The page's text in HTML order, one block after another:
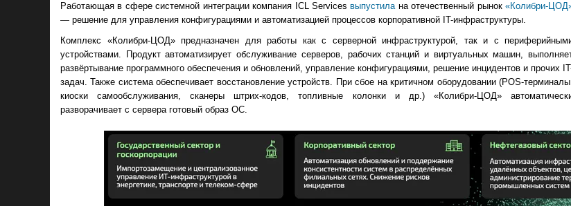
Работающая в сфере системной интеграции компания ICL Servicesвыпустилана отечественный рынок«Колибри-
— решение для управления конфигурациями и автоматизацией процессов корпоративной IT-инфраструктуры.
Комплекс «Колибри-ЦОД» предназначен для работы как с серверной инфраструктурой, так и с
устройствами. Продукт автоматизирует обслуживание серверов, рабочих станций и виртуальных машин,
развёртывание программного обеспечения и обновлений, управление конфигурациями, решение инцидентов и прочих
задач. Также система обеспечивает восстановление устройств. При сбое на критичном оборудовании (POS-
киоски самообслуживания, сканеры штрих-кодов, топливные колонки и др.) «Колибри-ЦОД»
разворачивает с сервера готовый образ ОС.